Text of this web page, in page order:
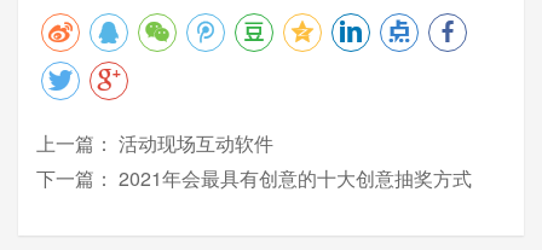
上一篇： 活动现场互动软件
下一篇： 2021年会最具有创意的十大创意抽奖方式